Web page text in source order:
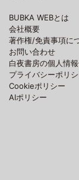
BUBKA WEBとは
会社概要
著作権/免責事項に
お問い合わせ
白夜書房の個人情
プライバシーポリ
Cookieポリシー
AIポリシー